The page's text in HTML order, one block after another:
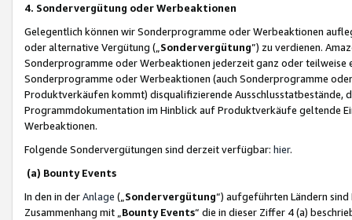
4. Sondervergütung oder Werbeaktionen
Gelegentlich können wir Sonderprogramme oder Werbeaktionen
oder alternative Vergütung („ Sondervergütung”) zu verdienen.
Sonderprogramme oder Werbeaktionen jederzeit ganz oder
Sonderprogramme oder Werbeaktionen (auch Sonderprogramme
Produktverkäufen kommt) disqualifizierende Ausschlusstatbestände,
Programmdokumentation im Hinblick auf Produktverkäufe geltende
Werbeaktionen.
Folgende Sondervergütungen sind derzeit verfügbar: hier.
(a) Bounty Events
In den in derAnlage („ Sondervergütung“) aufgeführten Ländern
Zusammenhang mit „ Bounty Events“ die in dieser Ziffer 4 (a)